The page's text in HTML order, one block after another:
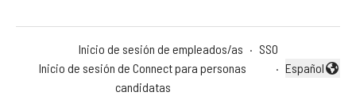
Inicio de sesión de empleados/as · SSO
Inicio de sesión de Connect para personas
candidatas
·
Cambiar
Español